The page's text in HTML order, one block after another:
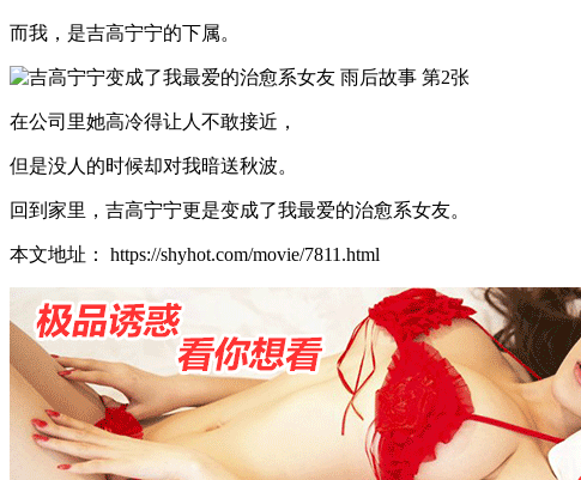
而我，是吉高宁宁的下属。
在公司里她高冷得让人不敢接近，
但是没人的时候却对我暗送秋波。
回到家里，吉高宁宁更是变成了我最爱的治愈系女友。
本文地址： https://shyhot.com/movie/7811.html